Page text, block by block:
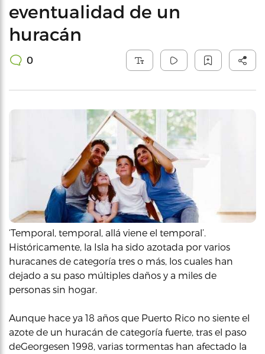
eventualidad de un
huracán
0
‘Temporal, temporal, allá viene el temporal’.
Históricamente, la Isla ha sido azotada por varios
huracanes de categoría tres o más, los cuales han
dejado a su paso múltiples daños y a miles de
personas sin hogar.
Aunque hace ya 18 años que Puerto Rico no siente el
azote de un huracán de categoría fuerte, tras el paso
deGeorgesen 1998, varias tormentas han afectado la